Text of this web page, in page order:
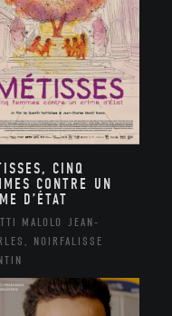
CINQ
CONTRE UN
D’ÉTAT
MALOLO JEAN-
NOIRFALISSE